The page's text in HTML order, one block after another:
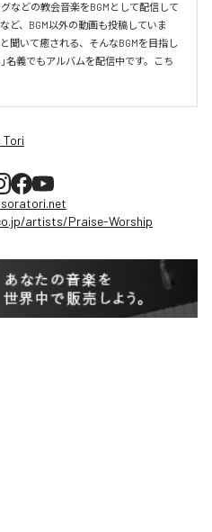
などの教会音楽をBGMとして配信して
ど、BGM以外の動画も投稿していま
聞いて癒される、そんなBGMを目指し
名義でもアルバムを配信中です。こち
Tori
artists/Praise-Worship